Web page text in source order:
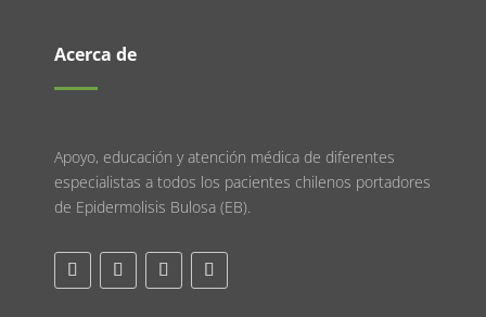
Acerca de
Apoyo, educación y atención médica de diferentes
especialistas a todos los pacientes chilenos portadores
de Epidermolisis Bulosa (EB).